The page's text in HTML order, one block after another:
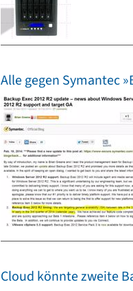
Alle gegen Symantec
Cloud könnte zweite